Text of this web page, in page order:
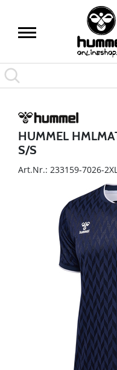
HUMMEL
S/S
Art.Nr.: 233159-7026-2XL